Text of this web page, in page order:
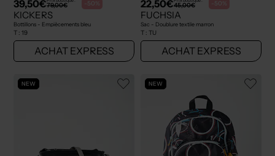
39,50€79,00€ -50%
KICKERS
Bottillons - Empiècements bleu
T : 19
ACHAT EXPRESS
22,50€45,00€ -50%
FUCHSIA
Sac - Doublure textile marron
T : TU
ACHAT EXPRESS
NEW NEW